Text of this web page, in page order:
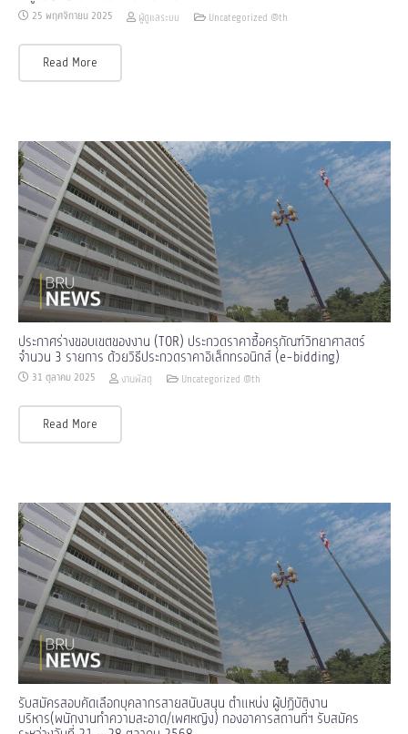
25 พฤศจิกายน 2025 ผู้ดูแลระบบ Uncategorized @th
Read More
ประกาศร่างขอบเขตของงาน (TOR) ประกวดราคาซื้อครุภัณฑ์วิทยาศาสตร์
จำนวน 3 รายการ ด้วยวิธีประกวดราคาอิเล็กทรอนิกส์ (e-bidding)
31 ตุลาคม 2025 งานพัสดุ Uncategorized @th
Read More
รับสมัครสอบคัดเลือกบุคลากรสายสนับสนุน ตำแหน่ง ผู้ปฏิบัติงาน
บริหาร(พนักงานทำความสะอาด/เพศหญิง) กองอาคารสถานที่ฯ รับสมัคร